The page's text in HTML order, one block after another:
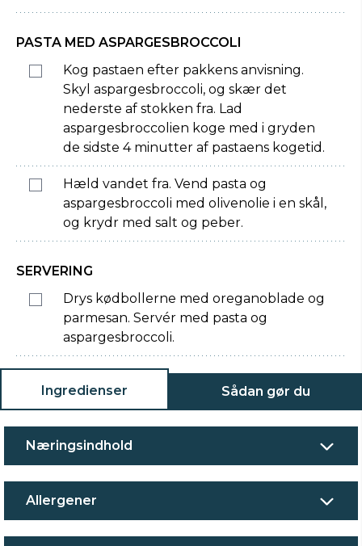
PASTA MED ASPARGESBROCCOLI
Kog pastaen efter pakkens anvisning.
Skyl aspargesbroccoli, og skær det
nederste af stokken fra. Lad
aspargesbroccolien koge med i gryden
de sidste 4 minutter af pastaens kogetid.
Hæld vandet fra. Vend pasta og
aspargesbroccoli med olivenolie i en skål,
og krydr med salt og peber.
SERVERING
Drys kødbollerne med oreganoblade og
parmesan. Servér med pasta og
aspargesbroccoli.
Ingredienser Sådan gør du
Næringsindhold
Allergener